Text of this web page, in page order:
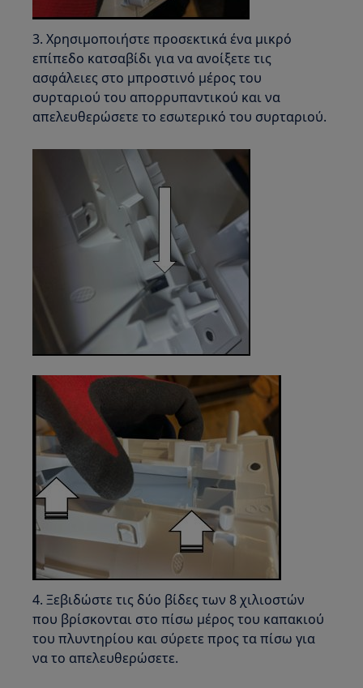
3. Χρησιμοποιήστε προσεκτικά ένα μικρό
επίπεδο κατσαβίδι για να ανοίξετε τις
ασφάλειες στο μπροστινό μέρος του
συρταριού του απορρυπαντικού και να
απελευθερώσετε το εσωτερικό του συρταριού.
4. Ξεβιδώστε τις δύο βίδες των 8 χιλιοστών
που βρίσκονται στο πίσω μέρος του καπακιού
του πλυντηρίου και σύρετε προς τα πίσω για
να το απελευθερώσετε.